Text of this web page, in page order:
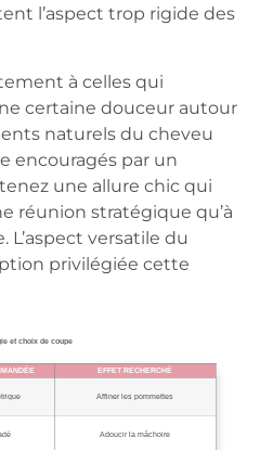
l’aspect trop rigide des
à celles qui
certaine douceur autour
naturels du cheveu
encouragés par un
une allure chic qui
réunion stratégique qu’à
versatile du
privilégiée cette
et choix de coupe
EFFET RECHERCHÉ
Affiner les pommettes
Adoucir la mâchoire